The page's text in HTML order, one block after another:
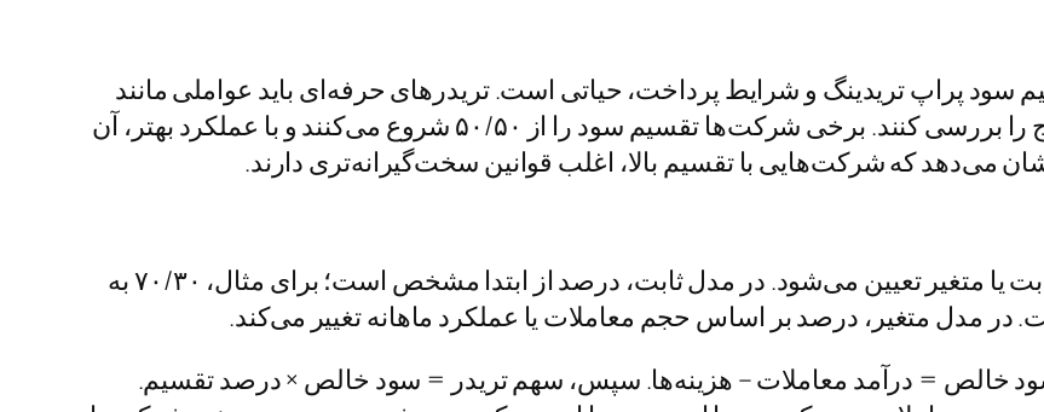
پراپ تریدینگ و شرایط پرداخت، حیاتی است. تریدرهای حرفه‌ای باید عواملی مانند
حداقل سرمایه، زمان پرداخت سود و قوانین خروج را بررسی کنند. برخی شرکت‌ها تقسیم سود را از ۵۰/۵۰ شروع می‌کنند و با عملکرد بهتر، آن
نحوه تقسیم سود پراپ تریدینگ بر اساس درصد ثابت یا متغیر تعیین می‌شود. در مدل ثابت، درصد از ابتدا مشخص است؛ برای مثال، ۷۰/۳۰ به
خالص = درآمد معاملات – هزینه‌ها. سپس، سهم تریدر = سود خالص × درصد تقسیم.